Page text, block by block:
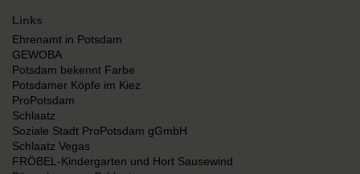
Links
Ehrenamt in Potsdam
GEWOBA
Potsdam bekennt Farbe
Potsdamer Köpfe im Kiez
ProPotsdam
Schlaatz
Soziale Stadt ProPotsdam gGmbH
Schlaatz Vegas
FRÖBEL-Kindergarten und Hort Sausewind